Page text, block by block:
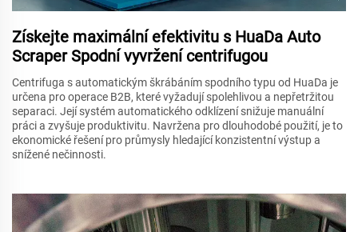
Získejte maximální efektivitu s HuaDa Auto
Scraper Spodní vyvržení centrifugou
Centrifuga s automatickým škrábáním spodního typu od HuaDa je
určena pro operace B2B, které vyžadují spolehlivou a nepřetržitou
separaci. Její systém automatického odklízení snižuje manuální
práci a zvyšuje produktivitu. Navržena pro dlouhodobé použití, je to
ekonomické řešení pro průmysly hledající konzistentní výstup a
snížené nečinnosti.